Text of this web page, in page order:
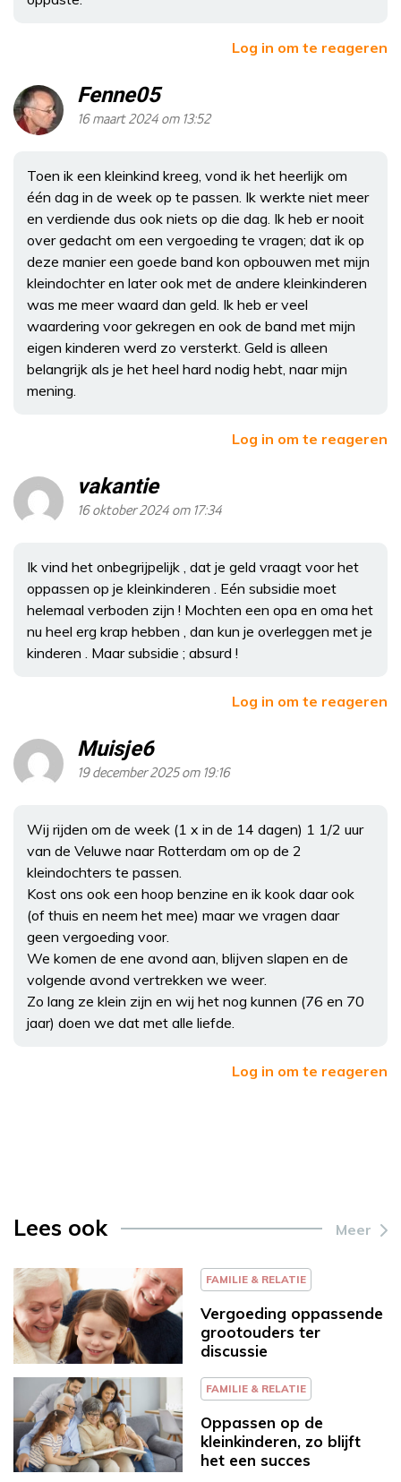
Log in om te reageren
Fenne05
16 maart 2024 om 13:52
Toen ik een kleinkind kreeg, vond ik het heerlijk om
één dag in de week op te passen. Ik werkte niet meer
en verdiende dus ook niets op die dag. Ik heb er nooit
over gedacht om een vergoeding te vragen; dat ik op
deze manier een goede band kon opbouwen met mijn
kleindochter en later ook met de andere kleinkinderen
was me meer waard dan geld. Ik heb er veel
waardering voor gekregen en ook de band met mijn
eigen kinderen werd zo versterkt. Geld is alleen
belangrijk als je het heel hard nodig hebt, naar mijn
mening.
Log in om te reageren
vakantie
16 oktober 2024 om 17:34
Ik vind het onbegrijpelijk , dat je geld vraagt voor het
oppassen op je kleinkinderen . Eén subsidie moet
helemaal verboden zijn ! Mochten een opa en oma het
nu heel erg krap hebben , dan kun je overleggen met je
kinderen . Maar subsidie ; absurd !
Log in om te reageren
Muisje6
19 december 2025 om 19:16
Wij rijden om de week (1 x in de 14 dagen) 1 1/2 uur
van de Veluwe naar Rotterdam om op de 2
kleindochters te passen.
Kost ons ook een hoop benzine en ik kook daar ook
(of thuis en neem het mee) maar we vragen daar
geen vergoeding voor.
We komen de ene avond aan, blijven slapen en de
volgende avond vertrekken we weer.
Zo lang ze klein zijn en wij het nog kunnen (76 en 70
jaar) doen we dat met alle liefde.
Log in om te reageren
Lees ook Meer
FAMILIE & RELATIE
Vergoeding oppassende
grootouders ter
discussie
FAMILIE & RELATIE
Oppassen op de
kleinkinderen, zo blijft
het een succes